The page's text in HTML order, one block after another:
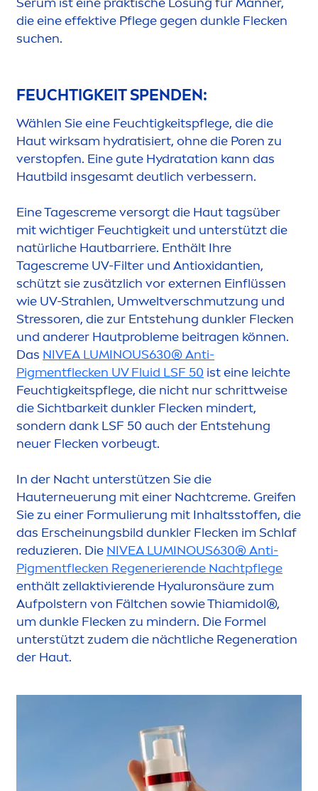
die eine effektive Pflege gegen dunkle Flecken
suchen.
FEUCHTIGKEIT SPENDEN:
Wählen Sie eine Feuchtigkeitspflege, die die
Haut wirksam hydratisiert, ohne die Poren zu
verstopfen. Eine gute Hydratation kann das
Hautbild insgesamt deutlich verbessern.
Eine Tagescremeversorgt die Haut tagsüber
mit wichtiger Feuchtigkeit und unterstützt die
natürliche Hautbarriere. Enthält Ihre
Tagescreme UV-Filter und Antioxidantien,
schützt sie zusätzlich vor externen Einflüssen
wie UV-Strahlen, Umweltverschmutzung und
Stressoren, die zur Entstehung dunkler Flecken
und anderer Hautprobleme beitragen können.
Das NIVEA LUMINOUS630® Anti-
Pigmentflecken UV Fluid LSF 50 ist eine leichte
Feuchtigkeitspflege, die nicht nur schrittweise
die Sichtbarkeit dunkler Flecken mindert,
sondern dank LSF 50 auch der Entstehung
neuer Flecken vorbeugt.
In der Nacht unterstützen Sie die
Hauterneuerung mit einer Nachtcreme. Greifen
Sie zu einer Formulierung mit Inhaltsstoffen, die
das Erscheinungsbild dunkler Flecken im Schlaf
reduzieren. Die NIVEA LUMINOUS630® Anti-
Pigmentflecken Regenerierende Nachtpflege
enthält zellaktivierende Hyaluronsäure zum
Aufpolstern von Fältchen sowie Thiamidol®,
um dunkle Flecken zu mindern. Die Formel
unterstützt zudem die nächtliche Regeneration
der Haut.